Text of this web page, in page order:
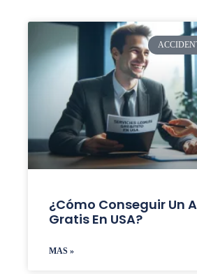
¿Cómo Conseguir Un
Gratis En USA?
MAS »